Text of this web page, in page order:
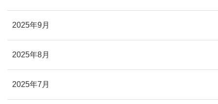
2025年9月
2025年8月
2025年7月